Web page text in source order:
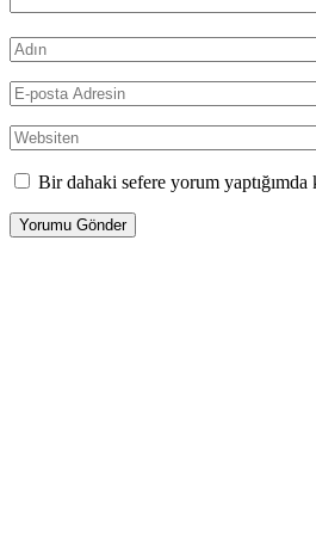
Bir dahaki sefere yorum yaptığımda